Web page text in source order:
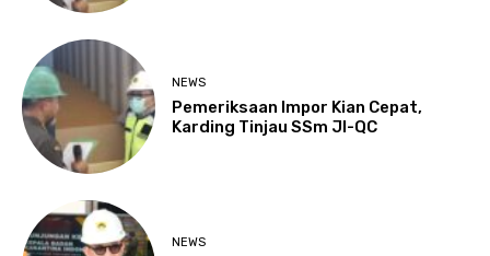
NEWS
Pemeriksaan Impor Kian Cepat,
Karding Tinjau SSm JI-QC
NEWS